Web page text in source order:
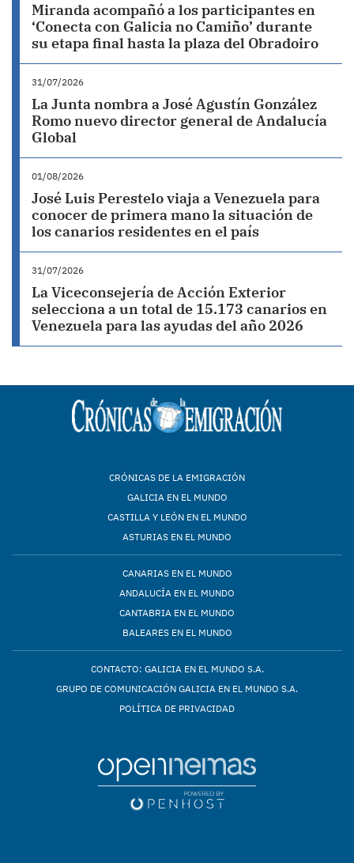
Miranda acompañó a los participantes en
‘Conecta con Galicia no Camiño’ durante
su etapa final hasta la plaza del Obradoiro
31/07/2026
La Junta nombra a José Agustín González
Romo nuevo director general de Andalucía
Global
01/08/2026
José Luis Perestelo viaja a Venezuela para
conocer de primera mano la situación de
los canarios residentes en el país
31/07/2026
La Viceconsejería de Acción Exterior
selecciona a un total de 15.173 canarios en
Venezuela para las ayudas del año 2026
CRÓNICAS DE LA EMIGRACIÓN
GALICIA EN EL MUNDO
CASTILLA Y LEÓN EN EL MUNDO
ASTURIAS EN EL MUNDO
CANARIAS EN EL MUNDO
ANDALUCÍA EN EL MUNDO
CANTABRIA EN EL MUNDO
BALEARES EN EL MUNDO
CONTACTO: GALICIA EN EL MUNDO S.A.
GRUPO DE COMUNICACIÓN GALICIA EN EL MUNDO S.A.
POLÍTICA DE PRIVACIDAD